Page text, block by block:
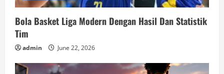
Bola Basket Liga Modern Dengan Hasil Dan Statistik
Tim
admin June 22, 2026